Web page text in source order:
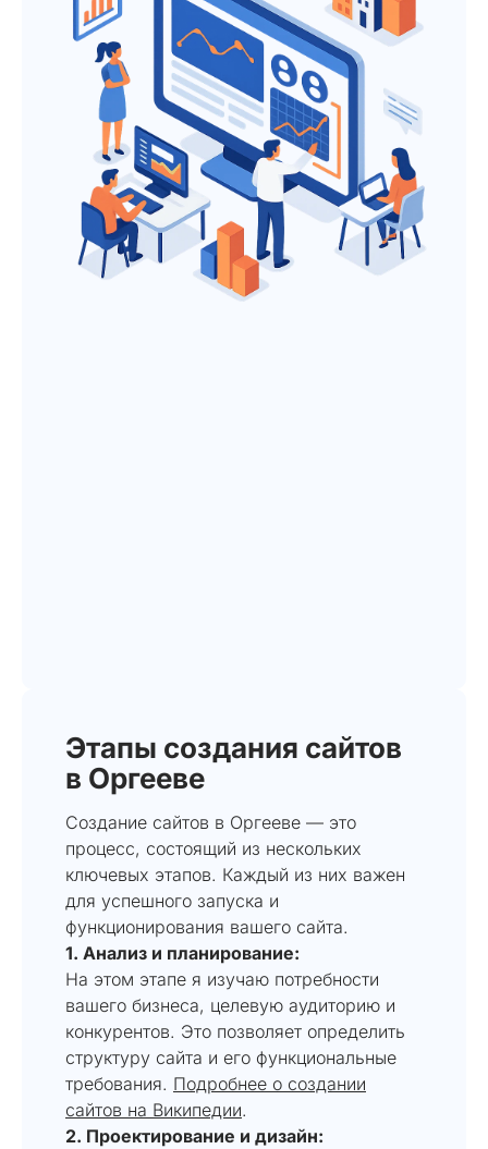
Этапы создания сайтов
в Оргееве
Создание сайтов в Оргееве — это
процесс, состоящий из нескольких
ключевых этапов. Каждый из них важен
для успешного запуска и
функционирования вашего сайта.
1. Анализ и планирование:
На этом этапе я изучаю потребности
вашего бизнеса, целевую аудиторию и
конкурентов. Это позволяет определить
структуру сайта и его функциональные
требования. Подробнее о создании
сайтов на Википедии.
2. Проектирование и дизайн: